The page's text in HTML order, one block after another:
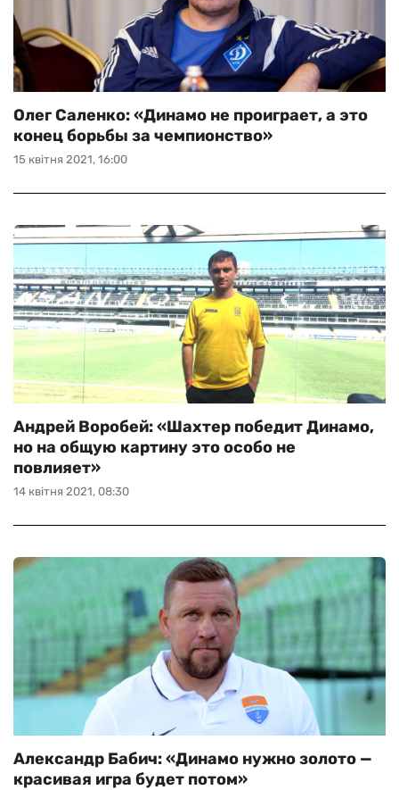
15 квітня 2021, 16:00
Олег Саленко: «Динамо не проиграет, а это
конец борьбы за чемпионство»
14 квітня 2021, 08:30
Андрей Воробей: «Шахтер победит Динамо,
но на общую картину это особо не
повлияет»
Александр Бабич: «Динамо нужно золото —
красивая игра будет потом»